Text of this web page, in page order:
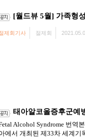
[월드뷰 5월] 가족형
제회기사 절제회
태아알코올증후군예
Alcohol Syndrome 번역
에서 개최된 제33차 세계기